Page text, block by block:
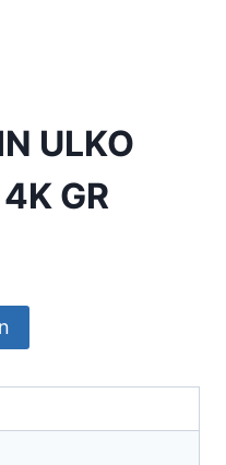
ULKO
GR